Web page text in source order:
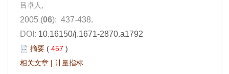
吕卓人,
2005 (06): 437-438.
DOI: 10.16150/j.1671-2870.a1792
摘要 ( 457 )
相关文章 | 计量指标